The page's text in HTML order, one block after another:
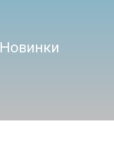
Новинки